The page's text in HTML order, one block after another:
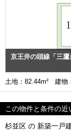
京王井の頭線「三
土地：82.44m² 建
この物件と条件の近
杉並区 の 新築一戸